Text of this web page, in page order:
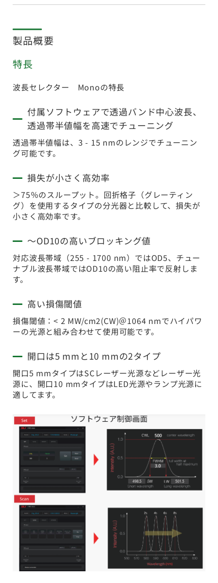
製品概要
特長
波長セレクター Monoの特長
付属ソフトウェアで透過バンド中心波長、
透過帯半値幅を高速でチューニング
透過帯半値幅は、3 - 15 nmのレンジでチューニン
グ可能です。
損失が小さく高効率
＞75％のスループット。回折格子（グレーティン
グ）を使用するタイプの分光器と比較して、損失が
小さく高効率です。
～OD10の高いブロッキング値
対応波長帯域（255 - 1700 nm）ではOD5、チュー
ナブル波長帯域ではOD10の高い阻止率で反射しま
す。
高い損傷閾値
損傷閾値：< 2 MW/cm2(CW)＠1064 nmでハイパワ
ーの光源と組み合わせて使用可能です。
開口は5 mmと10 mmの2タイプ
開口5 mmタイプはSCレーザー光源などレーザー光
源に、開口10 mmタイプはLED光源やランプ光源に
適してます。